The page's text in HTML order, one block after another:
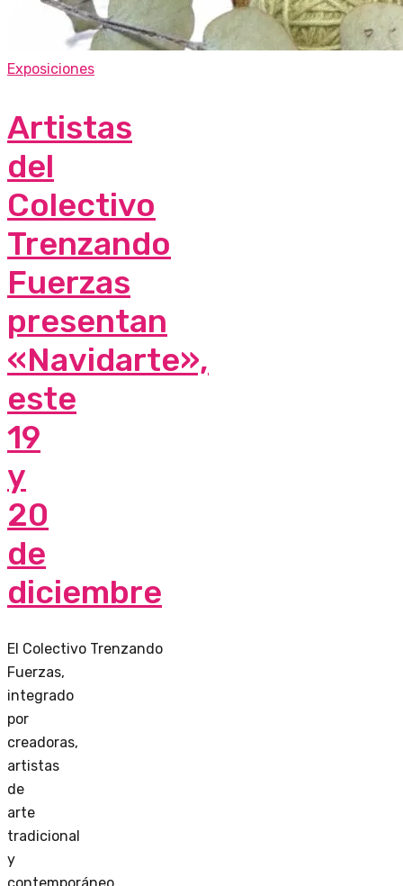
Exposiciones
Artistas
del
Colectivo
Trenzando
Fuerzas
presentan
«Navidarte»,
este
19
y
20
de
diciembre
El Colectivo Trenzando
Fuerzas,
integrado
por
creadoras,
artistas
de
arte
tradicional
y